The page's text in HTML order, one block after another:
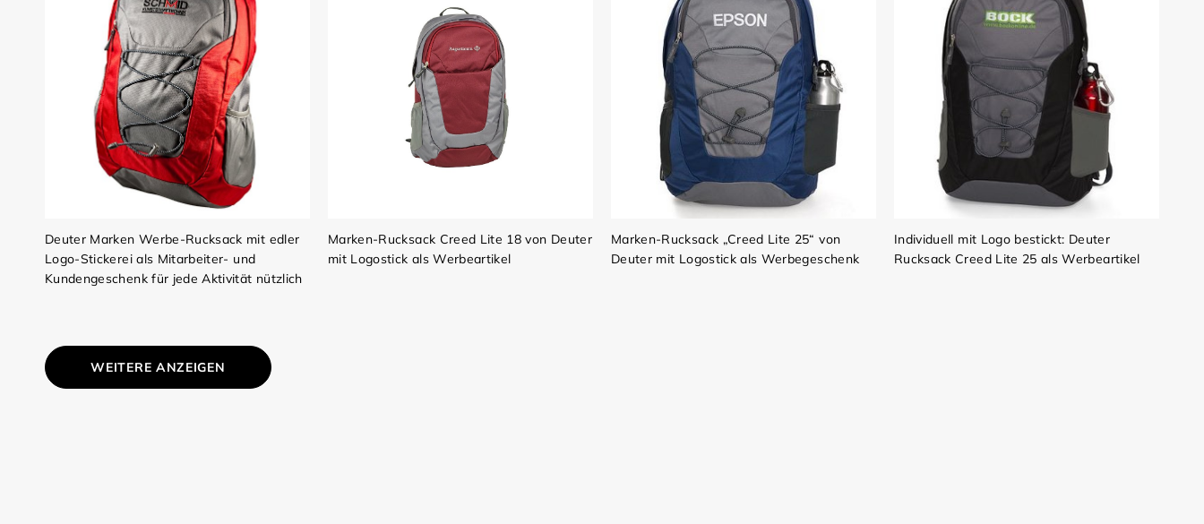
Deuter Marken Werbe-Rucksack mit edler
Logo-Stickerei als Mitarbeiter- und
Kundengeschenk für jede Aktivität nützlich
Marken-Rucksack Creed Lite 18 von Deuter
mit Logostick als Werbeartikel
Marken-Rucksack „Creed Lite 25“ von
Deuter mit Logostick als Werbegeschenk
Individuell mit Logo bestickt: Deuter
Rucksack Creed Lite 25 als Werbeartikel
WEITERE ANZEIGEN